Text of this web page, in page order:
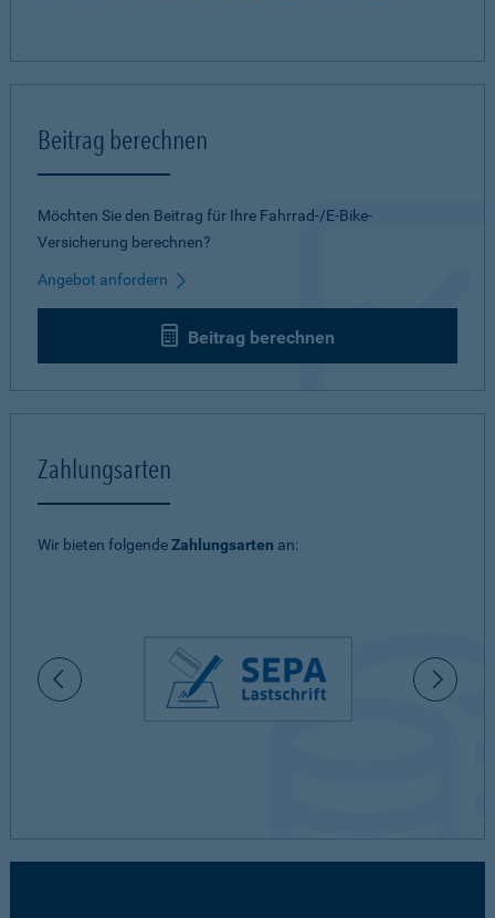
Beitrag berechnen
Möchten Sie den Beitrag für Ihre Fahrrad-/E-Bike-
Versicherung berechnen?
Angebot anfordern
Beitrag berechnen
Zahlungsarten
Wir bieten folgendeZahlungsarten an: